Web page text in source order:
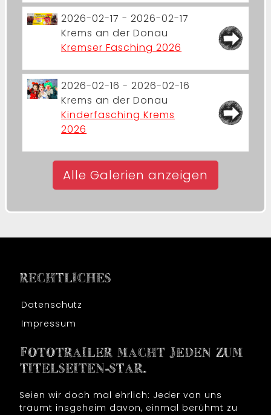
2026-02-17 - 2026-02-17
Krems an der Donau
Kremser Fasching 2026
2026-02-16 - 2026-02-16
Krems an der Donau
Kinderfasching Krems
2026
Alle Galerien anzeigen
RECHTLICHES
Datenschutz
Impressum
FOTOTRAILER MACHT JEDEN ZUM
TITELSEITEN-STAR.
Seien wir doch mal ehrlich: Jeder von uns
träumt insgeheim davon, einmal berühmt zu